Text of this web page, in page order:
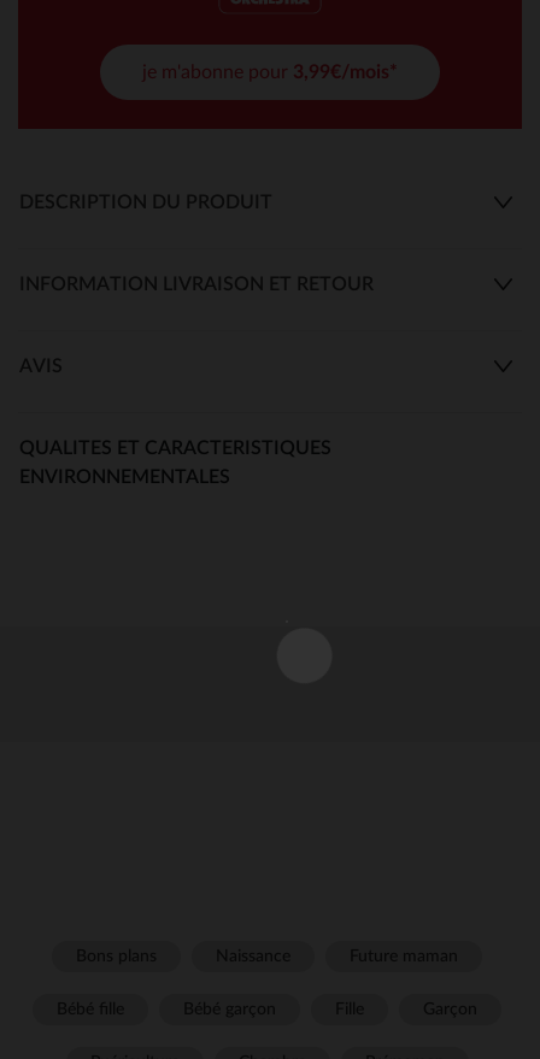
je m'abonne pour 3,99€/mois*
DESCRIPTION DU PRODUIT
INFORMATION LIVRAISON ET RETOUR
AVIS
QUALITES ET CARACTERISTIQUES
ENVIRONNEMENTALES